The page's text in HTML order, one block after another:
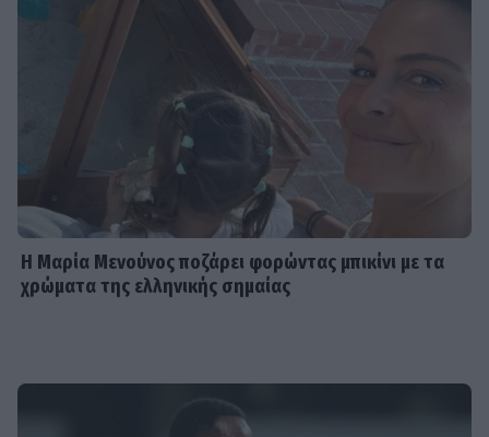
Η Μαρία Μενούνος ποζάρει φορώντας μπικίνι με τα
χρώματα της ελληνικής σημαίας